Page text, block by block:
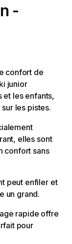
-
confort de
junior
et les enfants,
les pistes.
elles sont
confort sans
peut enfiler et
un grand.
rapide offre
pour